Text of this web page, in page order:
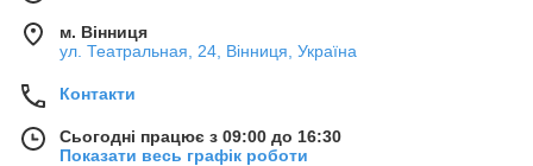
м. Вінниця
ул. Театральная, 24, Вінниця, Україна
Контакти
Сьогодні працює з 09:00 до 16:30
Показати весь графік роботи